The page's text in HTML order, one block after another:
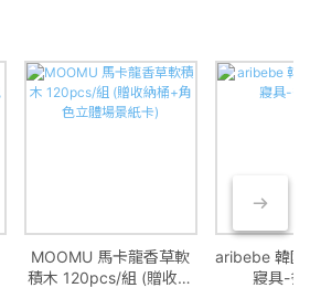
MOOMU 馬卡龍香草軟
積木 120pcs/組 (贈收納
aribebe 韓國
寢具-多